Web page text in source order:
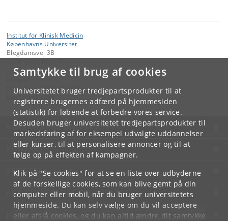
Samtykke til brug af cookies
Universitetet bruger tredjepartsprodukter til at
registrere brugernes adfærd på hjemmesiden
(statistik) for løbende at forbedre vores service.
Desuden bruger universitetet tredjepartsprodukter til
markedsføring af for eksempel udvalgte uddannelser
eller kurser, til at personalisere annoncer og til at
følge op på effekten af kampagner.
Klik på "Se cookies" for at se en liste over udbyderne
af de forskellige cookies, som kan blive gemt på din
computer eller mobil, når du bruger universitetets
hjemmeside. Du kan selv vælge om du vil acceptere
eller afslå cookies, og du kan altid ændre dit samtykke
Institut for Klinisk Medicin
Københavns Universitet
Blegdamsvej 3B
Institut for Klinisk Medicin
KØBENHAVNS UNIVERSITET
KONTAKT
SERVICES
FOR STUDERENDE OG ANSATTE
JOB OG KARRIERE